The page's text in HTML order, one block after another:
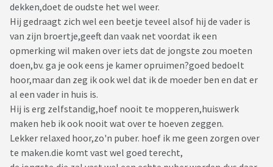
dekken,doet de oudste het wel weer.
Hij gedraagt zich wel een beetje teveel alsof hij de vader is
van zijn broertje,geeft dan vaak net voordat ik een
opmerking wil maken over iets dat de jongste zou moeten
doen,bv. ga je ook eens je kamer opruimen?goed bedoelt
hoor,maar dan zeg ik ook wel dat ik de moeder ben en dat er
al een vader in huis is.
Hij is erg zelfstandig,hoef nooit te mopperen,huiswerk
maken heb ik ook nooit wat over te hoeven zeggen.
Lekker relaxed hoor,zo'n puber. hoef ik me geen zorgen over
te maken.die komt vast wel goed terecht,